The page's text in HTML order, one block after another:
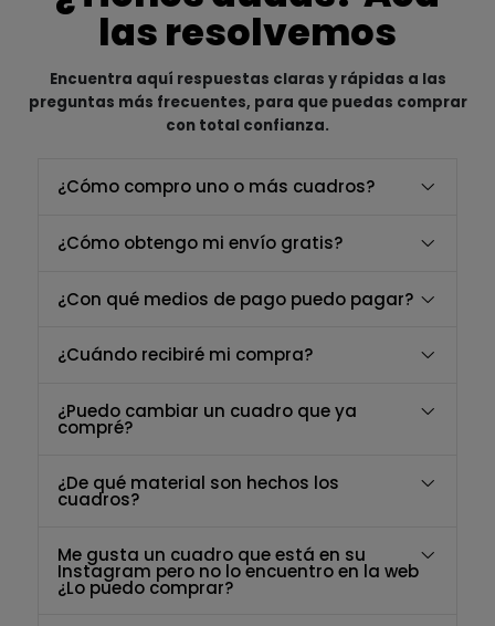
las resolvemos
Encuentra aquí respuestas claras y rápidas a las
preguntas más frecuentes, para que puedas comprar
con total confianza.
¿Cómo compro uno o más cuadros?
¿Cómo obtengo mi envío gratis?
¿Con qué medios de pago puedo pagar?
¿Cuándo recibiré mi compra?
¿Puedo cambiar un cuadro que ya
compré?
¿De qué material son hechos los
cuadros?
Me gusta un cuadro que está en su
Instagram pero no lo encuentro en la web
¿Lo puedo comprar?